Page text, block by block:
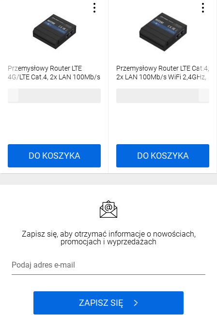
Przemysłowy Router LTE
4G/LTE Cat.4, 2x LAN 100Mb/s
DO KOSZYKA
Przemysłowy Router LTE Cat.4,
2x LAN 100Mb/s WiFi 2,4GHz,
DO KOSZYKA
Zapisz się, aby otrzymać informacje o nowościach,
promocjach i wyprzedażach
Podaj adres e-mail
ZAPISZ SIĘ